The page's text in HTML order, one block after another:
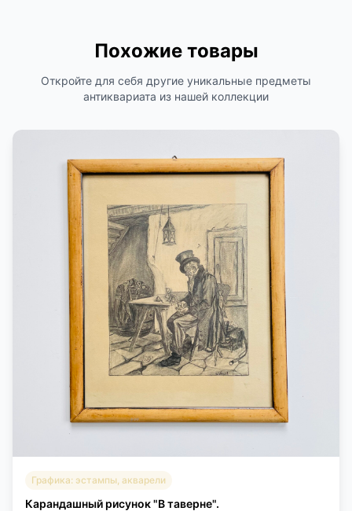
Похожие товары
Откройте для себя другие уникальные предметы
антиквариата из нашей коллекции
Графика: эстампы, акварели
Карандашный рисунок "В таверне".